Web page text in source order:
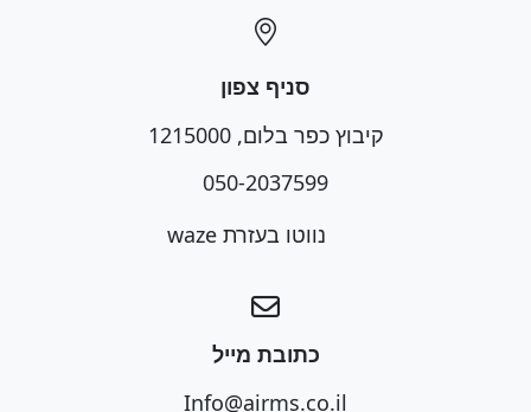
סניף צפון
קיבוץ כפר בלום, 1215000
050-2037599
נווטו בעזרת waze
כתובת מייל
Info@airms.co.il